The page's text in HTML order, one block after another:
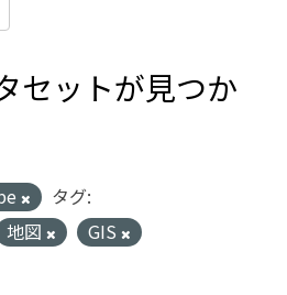
セットが見つか
タグ:
地図 GIS